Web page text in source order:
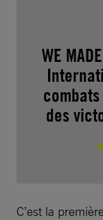
WE
des
C’est la